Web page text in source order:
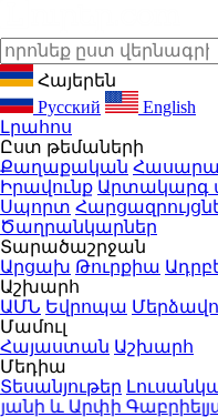
Հայերեն
Русский
English
Լրահոս
Ըստ թեմաների
Քաղաքական
Իրավունք Արտակարգ
Սպորտ
Ծաղրանկարներ
Տարածաշրջան
Արցախ Թուրքիա
Աշխարհ
ԱՄՆ Եվրոպա
Մամուլ
Հայաստան Աշխարհ
Մեդիա
Տեսանյութեր
Արփի